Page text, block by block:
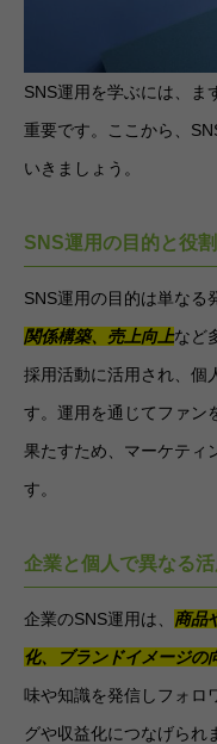
SNS運用を学ぶには、ま
重要です。ここから、
いきましょう。
SNS運用の目的と役割
SNS運用の目的は単なる
関係構築、売上向上など
採用活動に活用され、個
す。運用を通じてファン
果たすため、マーケティ
す。
企業と個人で異なる
企業のSNS運用は、 商品
化、ブランドイメージの
味や知識を発信しフォロ
グや収益化につなげられ